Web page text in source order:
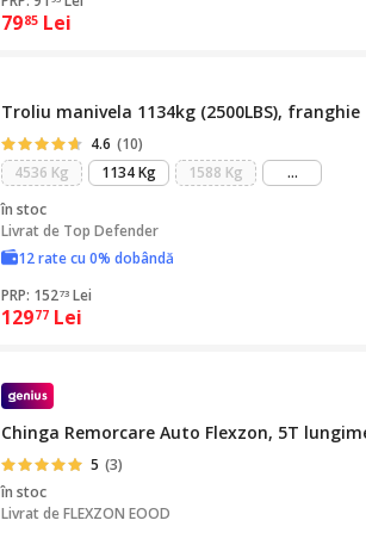
7985 Lei
Troliu manivela 1134kg (2500LBS), franghie
4.6 (10)
4536 Kg
1134 Kg 1588 Kg ...mai
în stoc
Livrat de Top Defender
12 rate cu 0% dobândă
PRP: 15273 Lei
12977 Lei
Chinga Remorcare Auto Flexzon, 5T
5 (3)
în stoc
Livrat deFLEXZON EOOD